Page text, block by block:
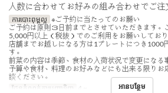
人数に合わせてお好みの組み合わせでご注
ការបោះពុម្ពល្អ ※ご予約に当たってのお願い
ご予約は原則３日前までとさせていただきます。
5,000円以上（税抜）でのご利用をお願いしてお
店舗までお越しになる方は1プレートにつき1000
す。
前菜の内容は季節、食材の入荷状況で変更になる
予算や食材、料理のお好みなどにも出来る限りお
談ください。
ដែនកំណត់ការបញ្ជាទិញ
4 ~ អានបន្ថែម